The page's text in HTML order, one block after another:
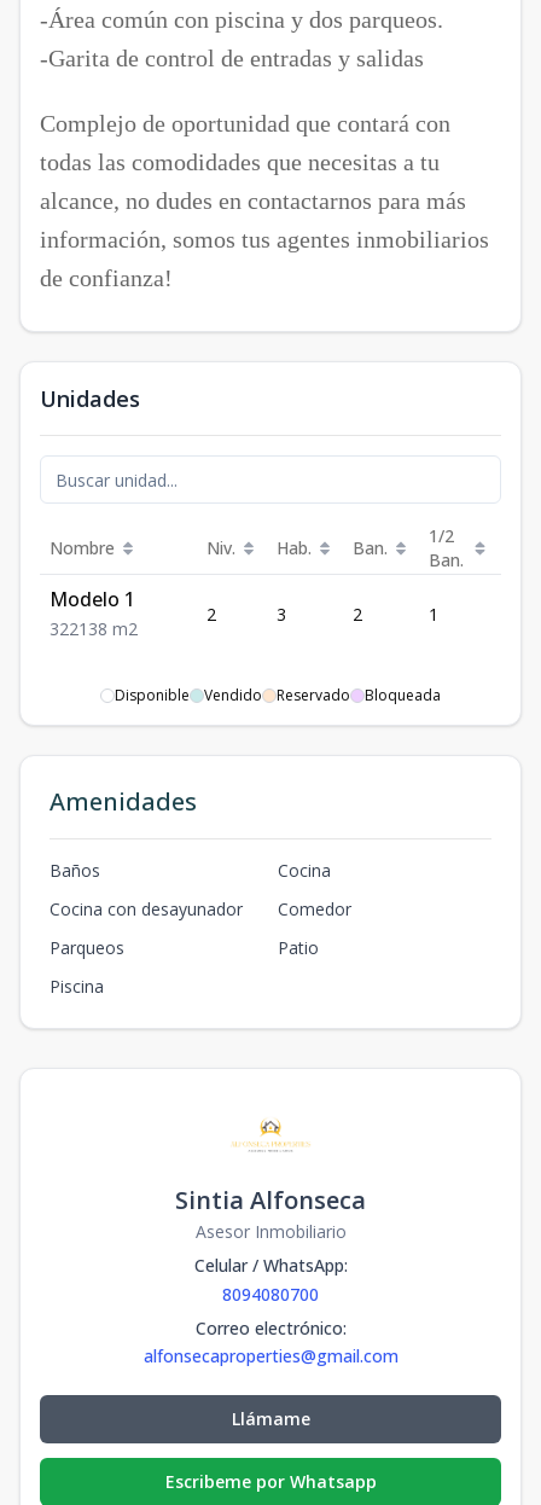
-Área común con piscina y dos parqueos.
-Garita de control de entradas y salidas
Complejo de oportunidad que contará con
todas las comodidades que necesitas a tu
alcance, no dudes en contactarnos para más
información, somos tus agentes inmobiliarios
de confianza!
Unidades
Nombre Niv. Hab. Ban.
1/2
Ban.
Modelo 1
322138 m2
2 3 2 1
Disponible Vendido Reservado Bloqueada
Amenidades
Baños
Cocina
Cocina con desayunador
Comedor
Parqueos
Patio
Piscina
Sintia Alfonseca
Asesor Inmobiliario
Celular / WhatsApp:
8094080700
Correo electrónico:
alfonsecaproperties@gmail.com
Llámame
Escribeme por Whatsapp